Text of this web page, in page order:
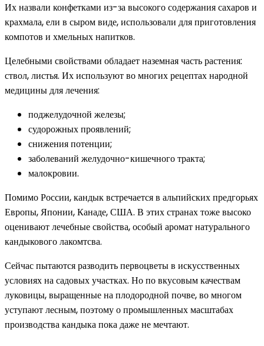
Их назвали конфетками из-за высокого содержания сахаров и
крахмала, ели в сыром виде, использовали для приготовления
компотов и хмельных напитков.
Целебными свойствами обладает наземная часть растения:
ствол, листья. Их используют во многих рецептах народной
медицины для лечения:
поджелудочной железы;
судорожных проявлений;
снижения потенции;
заболеваний желудочно-кишечного тракта;
малокровии.
Помимо России, кандык встречается в альпийских предгорьях
Европы, Японии, Канаде, США. В этих странах тоже высоко
оценивают лечебные свойства, особый аромат натурального
кандыкового лакомтсва.
Сейчас пытаются разводить первоцветы в искусственных
условиях на садовых участках. Но по вкусовым качествам
луковицы, выращенные на плодородной почве, во многом
уступают лесным, поэтому о промышленных масштабах
производства кандыка пока даже не мечтают.